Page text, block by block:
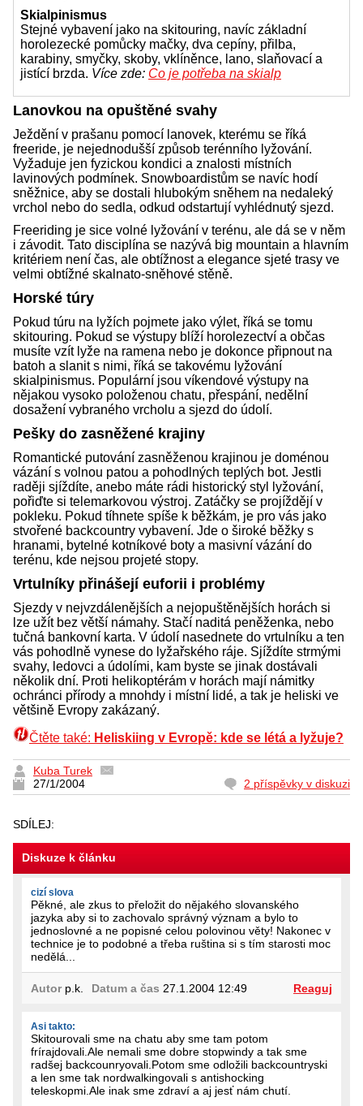
Skialpinismus
Stejné vybavení jako na skitouring, navíc základní
horolezecké pomůcky mačky, dva cepíny, přilba,
karabiny, smyčky, skoby, vklíněnce, lano, slaňovací a
jistící brzda. Více zde: Co je potřeba na skialp
Lanovkou na opuštěné svahy
Ježdění v prašanu pomocí lanovek, kterému se říká
freeride, je nejednodušší způsob terénního lyžování.
Vyžaduje jen fyzickou kondici a znalosti místních
lavinových podmínek. Snowboardistům se navíc hodí
sněžnice, aby se dostali hlubokým sněhem na nedaleký
vrchol nebo do sedla, odkud odstartují vyhlédnutý sjezd.
Freeriding je sice volné lyžování v terénu, ale dá se v něm
i závodit. Tato disciplína se nazývá big mountain a hlavním
kritériem není čas, ale obtížnost a elegance sjeté trasy ve
velmi obtížné skalnato-sněhové stěně.
Horské túry
Pokud túru na lyžích pojmete jako výlet, říká se tomu
skitouring. Pokud se výstupy blíží horolezectví a občas
musíte vzít lyže na ramena nebo je dokonce připnout na
batoh a slanit s nimi, říká se takovému lyžování
skialpinismus. Populární jsou víkendové výstupy na
nějakou vysoko položenou chatu, přespání, nedělní
dosažení vybraného vrcholu a sjezd do údolí.
Pešky do zasněžené krajiny
Romantické putování zasněženou krajinou je doménou
vázání s volnou patou a pohodlných teplých bot. Jestli
raději sjíždíte, anebo máte rádi historický styl lyžování,
pořiďte si telemarkovou výstroj. Zatáčky se projíždějí v
pokleku. Pokud tíhnete spíše k běžkám, je pro vás jako
stvořené backcountry vybavení. Jde o široké běžky s
hranami, bytelné kotníkové boty a masivní vázání do
terénu, kde nejsou projeté stopy.
Vrtulníky přinášejí euforii i problémy
Sjezdy v nejvzdálenějších a nejopuštěnějších horách si
lze užít bez větší námahy. Stačí naditá peněženka, nebo
tučná bankovní karta. V údolí nasednete do vrtulníku a ten
vás pohodlně vynese do lyžařského ráje. Sjíždíte strmými
svahy, ledovci a údolími, kam byste se jinak dostávali
několik dní. Proti helikoptérám v horách mají námitky
ochránci přírody a mnohdy i místní lidé, a tak je heliski ve
většině Evropy zakázaný.
Čtěte také: Heliskiing v Evropě: kde se létá a lyžuje?
Kuba Turek
27/1/2004
2 příspěvky v diskuzi
SDÍLEJ:
Diskuze k článku
cizí slova
Pěkné, ale zkus to přeložit do nějakého slovanského
jazyka aby si to zachovalo správný význam a bylo to
jednoslovné a ne popisné celou polovinou věty! Nakonec v
technice je to podobné a třeba ruština si s tím starosti moc
nedělá...
Autorp.k. Datum a čas 27.1.2004 12:49 Reaguj
Asi takto:
Skitourovali sme na chatu aby sme tam potom
frírajdovali.Ale nemali sme dobre stopwindy a tak sme
radšej backcounryovali.Potom sme odložili backcountryski
a len sme tak nordwalkingovali s antishocking
teleskopmi.Ale inak sme zdraví a aj jesť nám chutí.